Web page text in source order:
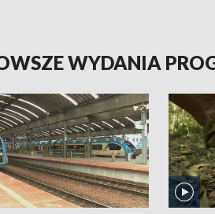
WYDANIA